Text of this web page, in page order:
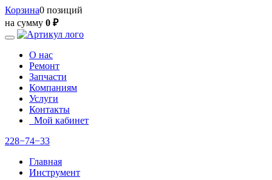
Корзина0 позиций
на сумму 0 ₽
О нас
Ремонт
Запчасти
Компаниям
Услуги
Контакты
Мой кабинет
228−74−33
Главная
Инструмент